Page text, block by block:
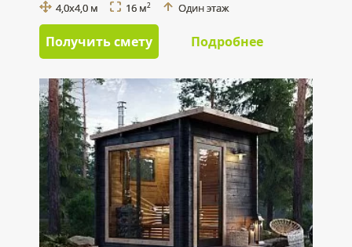
4,0x4,0 м 16 м2 Один этаж
Получить смету Подробнее